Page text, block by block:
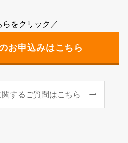
らをクリック／
お申込みはこちら
するご質問はこちら